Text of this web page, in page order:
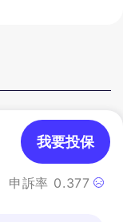
申訴率 0.377
我要投保